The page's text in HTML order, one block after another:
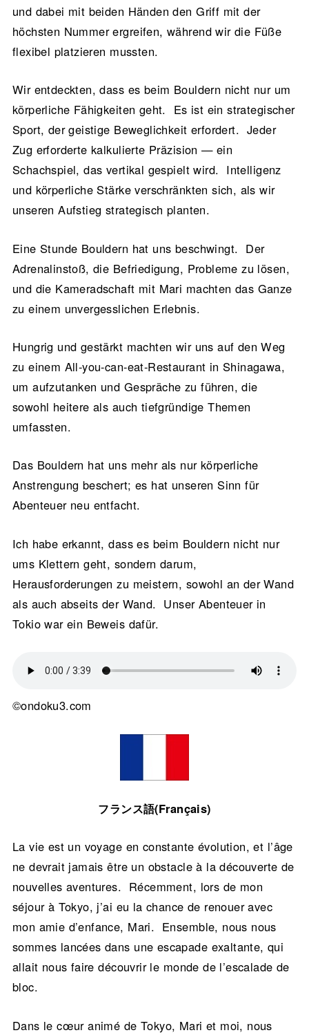
und dabei mit beiden Händen den Griff mit der
höchsten Nummer ergreifen, während wir die Füße
flexibel platzieren mussten.
Wir entdeckten, dass es beim Bouldern nicht nur um
körperliche Fähigkeiten geht. Es ist ein strategischer
Sport, der geistige Beweglichkeit erfordert. Jeder
Zug erforderte kalkulierte Präzision — ein
Schachspiel, das vertikal gespielt wird. Intelligenz
und körperliche Stärke verschränkten sich, als wir
unseren Aufstieg strategisch planten.
Eine Stunde Bouldern hat uns beschwingt. Der
Adrenalinstoß, die Befriedigung, Probleme zu lösen,
und die Kameradschaft mit Mari machten das Ganze
zu einem unvergesslichen Erlebnis.
Hungrig und gestärkt machten wir uns auf den Weg
zu einem All-you-can-eat-Restaurant in Shinagawa,
um aufzutanken und Gespräche zu führen, die
sowohl heitere als auch tiefgründige Themen
umfassten.
Das Bouldern hat uns mehr als nur körperliche
Anstrengung beschert; es hat unseren Sinn für
Abenteuer neu entfacht.
Ich habe erkannt, dass es beim Bouldern nicht nur
ums Klettern geht, sondern darum,
Herausforderungen zu meistern, sowohl an der Wand
als auch abseits der Wand. Unser Abenteuer in
Tokio war ein Beweis dafür.
©ondoku3.com
フランス語(Français)
La vie est un voyage en constante évolution, et l’âge
ne devrait jamais être un obstacle à la découverte de
nouvelles aventures. Récemment, lors de mon
séjour à Tokyo, j’ai eu la chance de renouer avec
mon amie d’enfance, Mari. Ensemble, nous nous
sommes lancées dans une escapade exaltante, qui
allait nous faire découvrir le monde de l’escalade de
bloc.
Dans le cœur animé de Tokyo, Mari et moi, nous